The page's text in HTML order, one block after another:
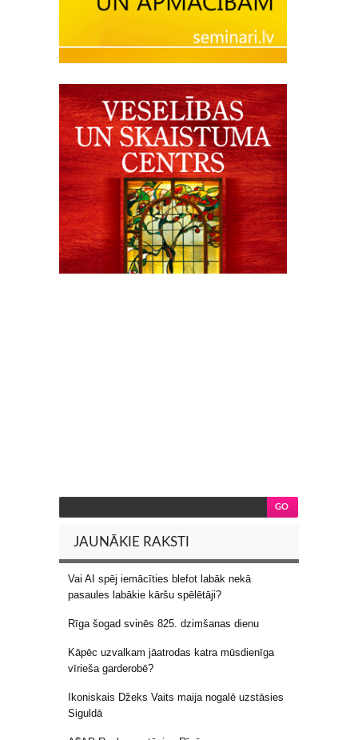
JAUNĀKIE RAKSTI
Vai AI spēj iemācīties blefot labāk nekā
pasaules labākie kāršu spēlētāji?
Rīga šogad svinēs 825. dzimšanas dienu
Kāpēc uzvalkam jāatrodas katra mūsdienīga
vīrieša garderobē?
Ikoniskais Džeks Vaits maija nogalē uzstāsies
Siguldā